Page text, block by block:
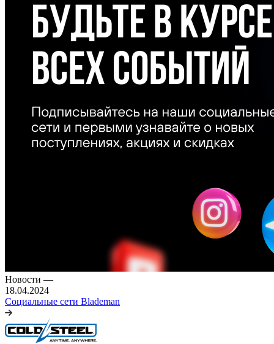
Новости —
18.04.2024
Социальные сети Blademan